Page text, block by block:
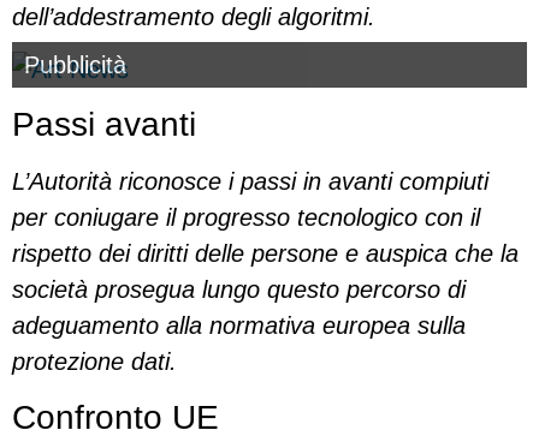
dell’addestramento degli algoritmi.
Pubblicità
Passi avanti
L’Autorità riconosce i passi in avanti compiuti
per coniugare il progresso tecnologico con il
rispetto dei diritti delle persone e auspica che la
società prosegua lungo questo percorso di
adeguamento alla normativa europea sulla
protezione dati.
Confronto UE